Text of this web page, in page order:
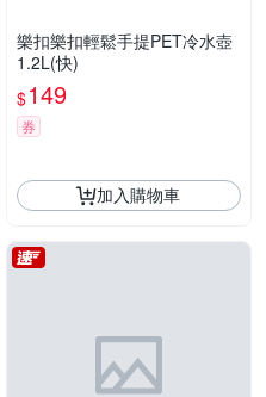
樂扣樂扣輕鬆手提PET冷水壺
1.2L(快)
$149
券
加入購物車